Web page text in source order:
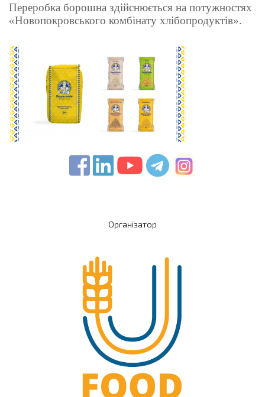
Переробка борошна здійснюється на потужностях
«Новопокровського комбінату хлібопродуктів».
Організатор